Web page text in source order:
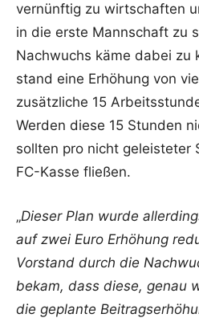
vernünftig zu wirtschaften
in die erste Mannschaft zu
Nachwuchs käme dabei zu
stand eine Erhöhung von
zusätzliche 15
Werden diese 15 Stunden
sollten pro nicht geleisteter
FC-Kasse fließen.
„Dieser Plan wurde
auf zwei Euro Erhöhung
Vorstand durch die
bekam, dass diese, genau
die geplante